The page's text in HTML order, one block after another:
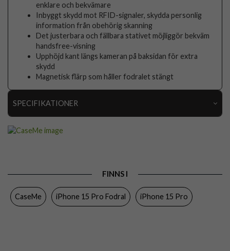
enklare och bekvämare
Inbyggt skydd mot RFID-signaler, skydda personlig
information från obehörig skanning
Det justerbara och fällbara stativet möjliggör bekväm
handsfree-visning
Upphöjd kant längs kameran på baksidan för extra
skydd
Magnetisk flärp som håller fodralet stängt
SPECIFIKATIONER
Färg
FINNS I
CaseMe iPhone 15 Pro Fodral iPhone 15 Pro